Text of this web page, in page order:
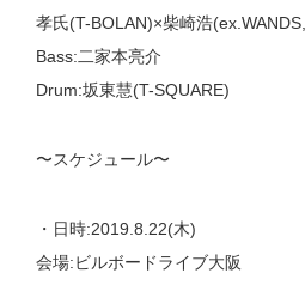
孝氏(T-BOLAN)×柴崎浩
Bass:二家本亮介
Drum:坂東慧(T-SQUARE)
〜スケジュール〜
・日時:2019.8.22(木)
会場:ビルボードライブ大阪